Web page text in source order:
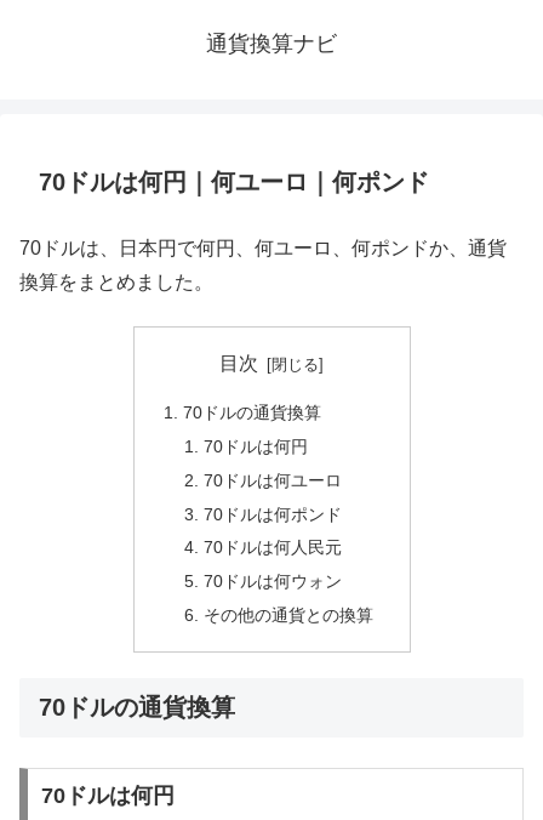
通貨換算ナビ
70ドルは何円｜何ユーロ｜何ポンド
70ドルは、日本円で何円、何ユーロ、何ポンドか、通貨
換算をまとめました。
目次
70ドルの通貨換算
70ドルは何円
70ドルは何ユーロ
70ドルは何ポンド
70ドルは何人民元
70ドルは何ウォン
その他の通貨との換算
70ドルの通貨換算
70ドルは何円